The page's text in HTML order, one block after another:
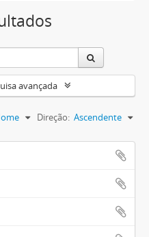
avançada
Direção: Ascendente